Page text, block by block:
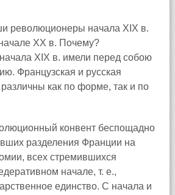
революционеры начала XIX в.
XX в. Почему?
XIX в. имели перед собою
Французская и русская
как по форме, так и по
конвент беспощадно
разделения Франции на
всех стремившихся
начале, т. е.,
единство. С начала и